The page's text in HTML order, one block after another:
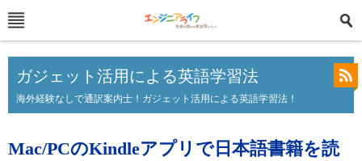
ガジェット活用による英語学習法
海外経験なしで通訳案内士！ガジェット活用による英語学習法！
Mac/PCのKindleアプリで日本語書籍を読